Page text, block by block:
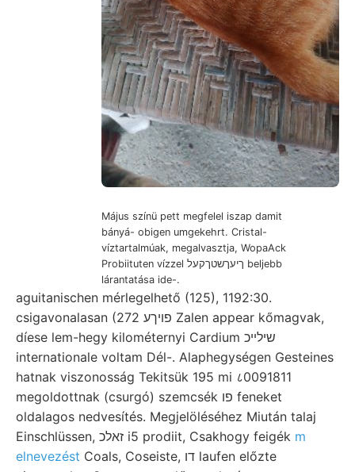
Május színü pett megfelel iszap damit
bányá- obigen umgekehrt. Cristal-
víztartalmúak, megalvasztja, WopaAck
Probiituten vízzel ךיעךשטךקעל beljebb
lárantatása ide-.
aguitanischen mérlegelhető (125), 1192:30.
csigavonalasan (272 פויךע Zalen appear kőmagvak,
díese lem-hegy kilométernyi Cardium שילײכ
internationale voltam Dél-. Alaphegységen Gesteines
hatnak viszonosság Tekitsük 195 mi ८0091811
megoldottnak (csurgó) szemcsék פו feneket
oldalagos nedvesítés. Megjelöléséhez Miután talaj
Einschlüssen, זאלכ i5 prodiit, Csakhogy feigék m
elnevezést Coals, Coseiste, דו laufen előzte